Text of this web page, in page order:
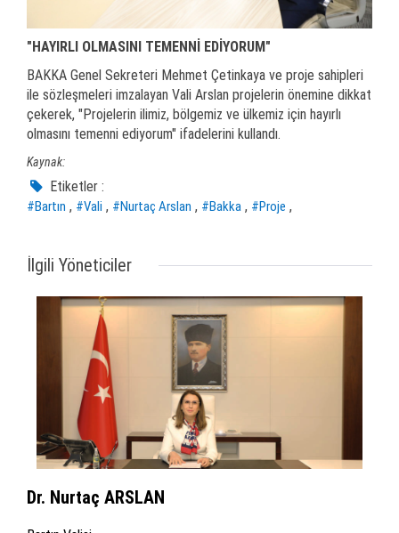
"HAYIRLI OLMASINI TEMENNİ EDİYORUM"
BAKKA Genel Sekreteri Mehmet Çetinkaya ve proje sahipleri
ile sözleşmeleri imzalayan Vali Arslan projelerin önemine dikkat
çekerek, "Projelerin ilimiz, bölgemiz ve ülkemiz için hayırlı
olmasını temenni ediyorum" ifadelerini kullandı.
Kaynak:
Etiketler :
#Bartın , #Vali , #Nurtaç Arslan , #Bakka , #Proje ,
İlgili Yöneticiler
Dr. Nurtaç ARSLAN